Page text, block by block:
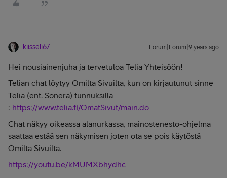
kiisseli67 Forum|Forum|9 years ago
Hei nousiainenjuha ja tervetuloa Telia Yhteisöön!
Telian chat löytyy Omilta Sivuilta, kun on kirjautunut sinne
Telia (ent. Sonera) tunnuksilla
: https://www.telia.fi/OmatSivut/main.do
Chat näkyy oikeassa alanurkassa, mainostenesto-ohjelma
saattaa estää sen näkymisen joten ota se pois käytöstä
Omilta Sivuilta.
https://youtu.be/kMUMXbhydhc